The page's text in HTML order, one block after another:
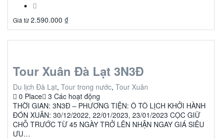
Giá từ 2.590.000 ₫
Tour Xuân Đà Lạt 3N3Đ
Du lịch Đà Lạt, Tour trong nước, Tour Xuân
0 Place 3 Các hoạt động
THỜI GIAN: 3N3Đ – PHƯƠNG TIỆN: Ô TÔ LỊCH KHỞI HÀNH
ĐÓN XUÂN: 30/12/2022, 22/01/2023, 23/01/2023 CỌC GIỮ
CHỖ TRƯỚC TỪ 45 NGÀY TRỞ LÊN NHẬN NGAY GIÁ SIÊU
ƯU…